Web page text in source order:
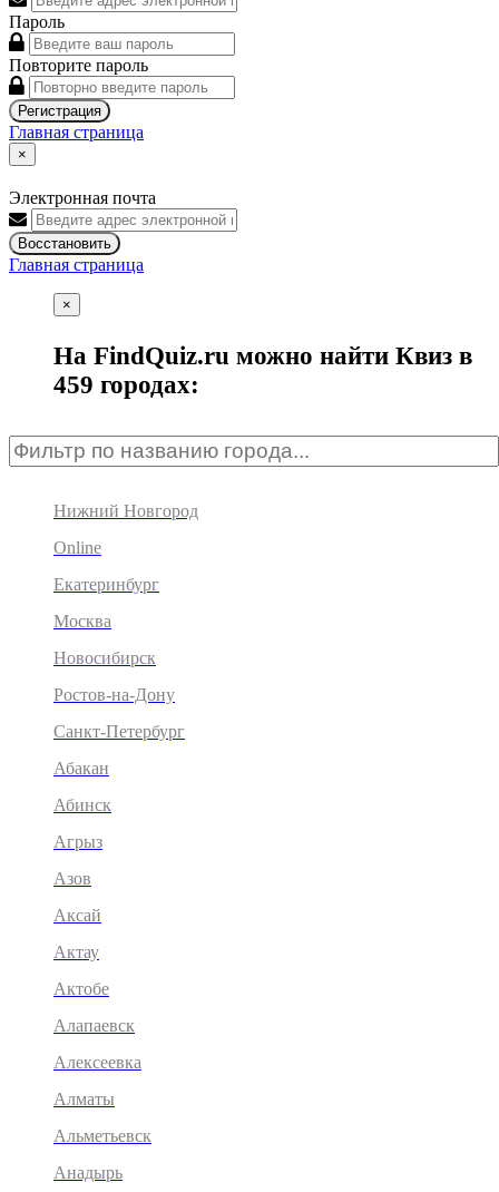
Пароль
Повторите пароль
Регистрация
Главная страница
×
Электронная почта
Восстановить
Главная страница
×
На FindQuiz.ru можно найти Квиз в
459 городах:
Нижний Новгород
Online
Екатеринбург
Москва
Новосибирск
Ростов-на-Дону
Санкт-Петербург
Абакан
Абинск
Агрыз
Азов
Аксай
Актау
Актобе
Алапаевск
Алексеевка
Алматы
Альметьевск
Анадырь